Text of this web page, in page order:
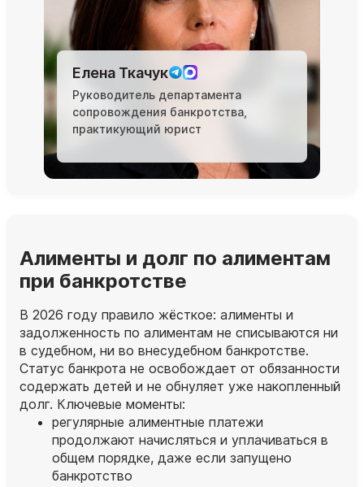
Елена Ткачук
Руководитель департамента
сопровождения банкротства,
практикующий юрист
Алименты и долг по алиментам
при банкротстве
В 2026 году правило жёсткое: алименты и
задолженность по алиментам не списываются ни
в судебном, ни во внесудебном банкротстве.
Статус банкрота не освобождает от обязанности
содержать детей и не обнуляет уже накопленный
долг. Ключевые моменты:
регулярные алиментные платежи
продолжают начисляться и уплачиваться в
общем порядке, даже если запущено
банкротство